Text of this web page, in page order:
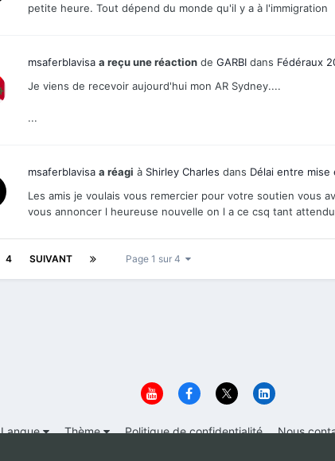
petite heure. Tout dépend du monde qu'il y a à l'immigration
msaferblavisa a reçu une réaction de GARBI dans Fédéraux
Je viens de recevoir aujourd'hui mon AR Sydney....
...
msaferblavisa a réagi à Shirley Charles dans Délai entre
Les amis je voulais vous remercier pour votre soutien vous
vous annoncer l heureuse nouvelle on l a ce csq tant
4 SUIVANT Page 1 sur 4
Langue Thème Politique de confidentialité Nous